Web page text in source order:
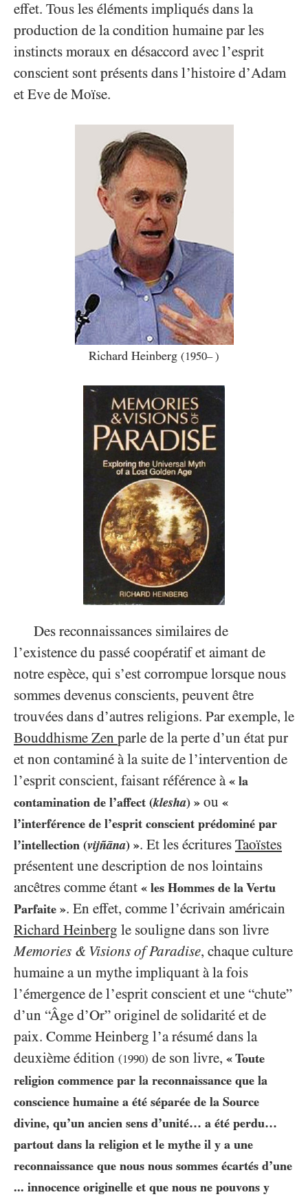
effet. Tous les éléments impliqués dans la
production de la condition humaine par les
instincts moraux en désaccord avec l’esprit
conscient sont présents dans l’histoire d’Adam
et Eve de Moïse.
Richard Heinberg (1950– )
Des reconnaissances similaires de
l’existence du passé coopératif et aimant de
notre espèce, qui s’est corrompue lorsque nous
sommes devenus conscients, peuvent être
trouvées dans d’autres religions. Par exemple, le
Bouddhisme Zen parle de la perte d’un état pur
et non contaminé à la suite de l’intervention de
l’esprit conscient, faisant référence à« la
contamination de l’affect (klesha) » ou «
l’interférence de l’esprit conscient prédominé par
l’intellection (vijñāna) ». Et les écritures Taoïstes
présentent une description de nos lointains
ancêtres comme étant « les Hommes de la Vertu
Parfaite ». En effet, comme l’écrivain américain
Richard Heinberg le souligne dans son livre
Memories & Visions of Paradise, chaque culture
humaine a un mythe impliquant à la fois
l’émergence de l’esprit conscient et une “chute”
d’un “Âge d’Or” originel de solidarité et de
paix. Comme Heinberg l’a résumé dans la
deuxième édition (1990) de son livre, « Toute
religion commence par la reconnaissance que la
conscience humaine a été séparée de la Source
divine, qu’un ancien sens d’unité… a été perdu…
partout dans la religion et le mythe il y a une
reconnaissance que nous nous sommes écartés d’une
... innocence originelle et que nous ne pouvons y